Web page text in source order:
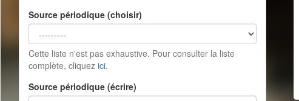
Source périodique (choisir)
Cette liste n'est pas exhaustive. Pour consulter la liste
complète, cliquez ici.
Source périodique (écrire)